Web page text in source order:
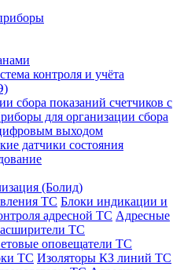
контроля и учёта
сбора показаний счетчиков с
для организации сбора
выходом
датчики состояния
(Болид)
ТС Блоки индикации и
адресной ТС Адресные
ТС
оповещатели ТС
ТС Изоляторы КЗ линий ТС